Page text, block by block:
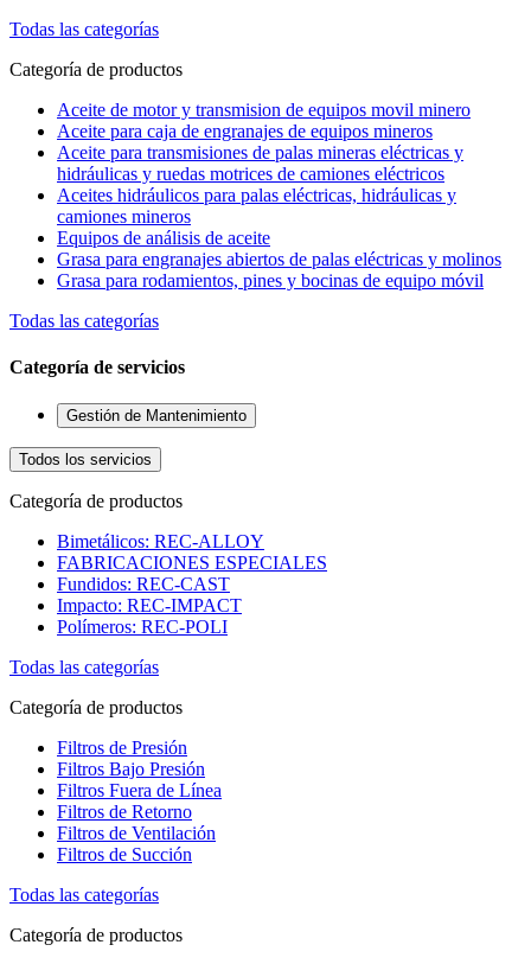
Todas las categorías
Categoría de productos
Aceite de motor y transmision de equipos movil minero
Aceite para caja de engranajes de equipos mineros
Aceite para transmisiones de palas mineras eléctricas y
hidráulicas y ruedas motrices de camiones eléctricos
Aceites hidráulicos para palas eléctricas, hidráulicas y
camiones mineros
Equipos de análisis de aceite
Grasa para engranajes abiertos de palas eléctricas y molinos
Grasa para rodamientos, pines y bocinas de equipo móvil
Todas las categorías
Categoría de servicios
Gestión de Mantenimiento
Todos los servicios
Categoría de productos
Bimetálicos: REC-ALLOY
FABRICACIONES ESPECIALES
Fundidos: REC-CAST
Impacto: REC-IMPACT
Polímeros: REC-POLI
Todas las categorías
Categoría de productos
Filtros de Presión
Filtros Bajo Presión
Filtros Fuera de Línea
Filtros de Retorno
Filtros de Ventilación
Filtros de Succión
Todas las categorías
Categoría de productos